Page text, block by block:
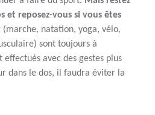
et reposez-vous si vous êtes
(marche, natation, yoga, vélo,
sont toujours à
avec des gestes plus
dans le dos, il faudra éviter la